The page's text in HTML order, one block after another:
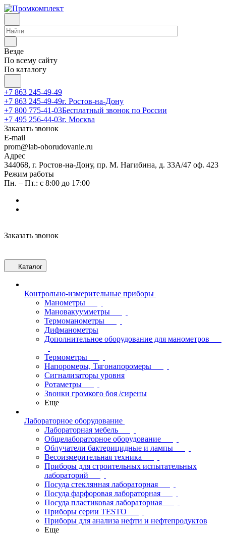
Везде
По всему сайту
По каталогу
+7 863 245-49-49
+7 863 245-49-49г. Ростов-на-Дону
+7 800 775-41-03Бесплатный звонок по России
+7 495 256-44-03г. Москва
Заказать звонок
E-mail
prom@lab-oborudovanie.ru
Адрес
344068, г. Ростов-на-Дону, пр. М. Нагибина, д. 33А/47 оф. 423
Режим работы
Пн. – Пт.: с 8:00 до 17:00
Заказать звонок
Каталог
Контрольно-измерительные приборы
Манометры
Мановакуумметры
Термоманометры
Дифманометры
Дополнительное оборудование для манометров
Термометры
Напоромеры, Тягонапоромеры
Сигнализаторы уровня
Ротаметры
Звонки громкого боя /сирены
Еще
Лабораторное оборудование
Лабораторная мебель
Общелабораторное оборудование
Облучатели бактерицидные и лампы
Весоизмерительная техника
Приборы для строительных испытательных
лабораторий
Посуда стеклянная лабораторная
Посуда фарфоровая лабораторная
Посуда пластиковая лабораторная
Приборы серии TESTO
Приборы для анализа нефти и нефтепродуктов
Еще